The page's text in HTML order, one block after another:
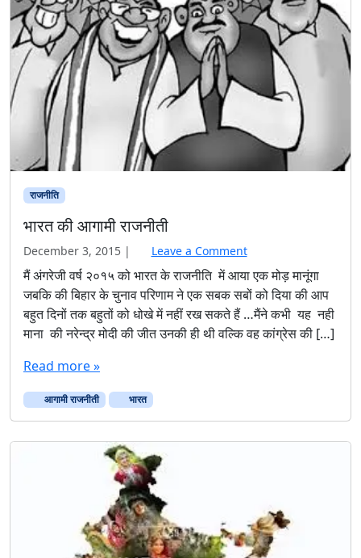
राजनीति
भारत की आगामी राजनीती
December 3, 2015 | Leave a Comment
मैं अंगरेजी वर्ष २०१५ को भारत के राजनीति में आया एक मोड़ मानूंगा
जबकि की बिहार के चुनाव परिणाम ने एक सबक सबों को दिया की आप
बहुत दिनों तक बहुतों को धोखे में नहीं रख सकते हैं …मैंने कभी यह नही
माना की नरेन्द्र मोदी की जीत उनकी ही थी वल्कि वह कांग्रेस की […]
Read more »
आगामी राजनीती भारत